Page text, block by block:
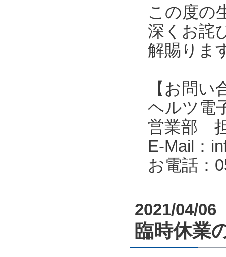
この度の
深くお詫
解賜りま
【お問い
ヘルツ電
営業部
E-Mail：
お電話：
2021/04/06
臨時休業